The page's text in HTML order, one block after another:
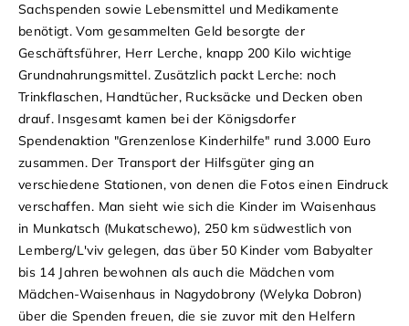
Sachspenden sowie Lebensmittel und Medikamente
benötigt. Vom gesammelten Geld besorgte der
Geschäftsführer, Herr Lerche, knapp 200 Kilo wichtige
Grundnahrungsmittel. Zusätzlich packt Lerche: noch
Trinkflaschen, Handtücher, Rucksäcke und Decken oben
drauf. Insgesamt kamen bei der Königsdorfer
Spendenaktion "Grenzenlose Kinderhilfe" rund 3.000 Euro
zusammen. Der Transport der Hilfsgüter ging an
verschiedene Stationen, von denen die Fotos einen Eindruck
verschaffen. Man sieht wie sich die Kinder im Waisenhaus
in Munkatsch (Mukatschewo), 250 km südwestlich von
Lemberg/L'viv gelegen, das über 50 Kinder vom Babyalter
bis 14 Jahren bewohnen als auch die Mädchen vom
Mädchen-Waisenhaus in Nagydobrony (Welyka Dobron)
über die Spenden freuen, die sie zuvor mit den Helfern